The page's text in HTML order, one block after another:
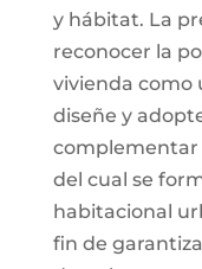
y hábitat. La
reconocer la
vivienda como
diseñe y
del cual se
habitacional
fin de